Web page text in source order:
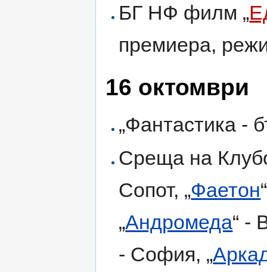
БГ НФ филм „
премиера,
16 октомври
„Фантастика -
Среща на
Сопот, „Фаетон
„Андромеда“ -
- София, „